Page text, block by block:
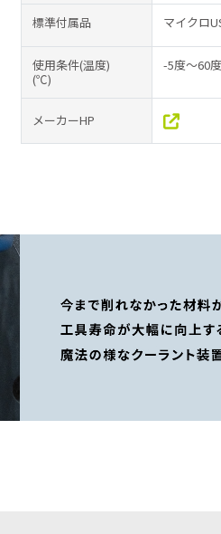
標準付属品 マイクロ
使用条件(温度)
(℃)
-5度〜60
メーカーHP